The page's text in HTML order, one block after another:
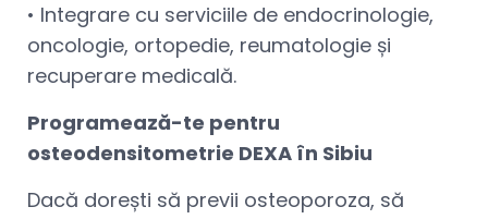
• Integrare cu serviciile de endocrinologie,
oncologie, ortopedie, reumatologie și
recuperare medicală.
Programează-te pentru
osteodensitometrie DEXA în Sibiu
Dacă dorești să previi osteoporoza, să